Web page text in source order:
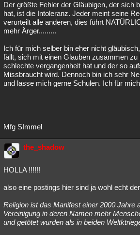
Der größte Fehler der Gläubigen, der sich
hat, ist die Intoleranz. Jeder meint seine
verurteilt alle anderen, dies führt
mehr Ärger.........
Ich für mich selber bin eher nicht
fällt, sich mit einen Glauben zusammen zu
schlechte vergangenheit hat und der so
Missbraucht wird. Dennoch bin ich sehr
und lasse mich gerne Schulen. Ich für
Mfg SImmel
the_shadow
HOLLA !!!!!!
also eine postings hier sind ja wohl echt
Religion ist das Manifest einer 2000 Jahre
Vereinigung in deren Namen mehr
und getötet wurden als in beiden